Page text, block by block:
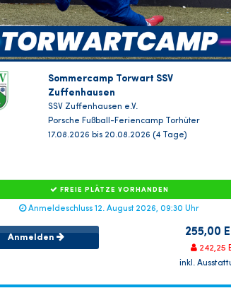
Sommercamp Torwart SSV
Zuffenhausen
SSV Zuffenhausen e.V.
Porsche Fußball-Feriencamp Torhüter
17.08.2026 bis 20.08.2026 (4 Tage)
FREIE PLÄTZE VORHANDEN
Anmeldeschluss 12. August 2026, 09:30 Uhr
Anmelden 255,00
242,25
inkl.